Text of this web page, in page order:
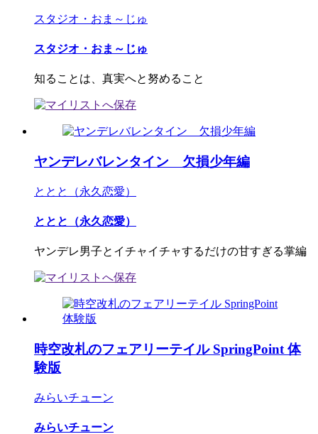
スタジオ・おま～じゅ
スタジオ・おま～じゅ
知ることは、真実へと努めること
ヤンデレバレンタイン 欠損少年編
ととと（永久恋愛）
ととと（永久恋愛）
ヤンデレ男子とイチャイチャするだけの甘すぎる掌編
時空改札のフェアリーテイル SpringPoint 体
験版
みらいチューン
みらいチューン